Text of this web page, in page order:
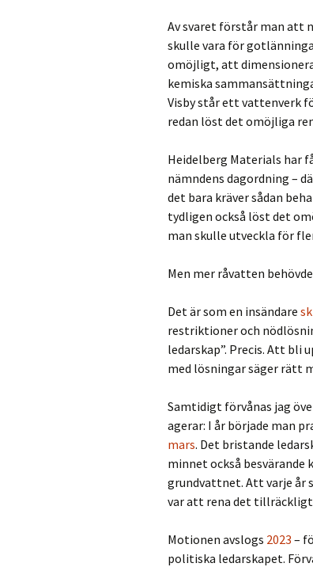
Av svaret förstår man att
skulle vara för
omöjligt, att
kemiska
Visby står ett vattenverk
redan löst det omöjliga
Heidelberg Materials har
nämndens dagordning –
det bara kräver sådan
tydligen också löst det
man skulle utveckla för
Men mer råvatten
Det är som en insändare
restriktioner och
ledarskap”. Precis. Att bli
med lösningar säger rätt
Samtidigt förvånas jag
agerar: I år började man
mars. Det bristande
minnet också
grundvattnet. Att varje år
var att rena det
Motionen avslogs 2023 –
politiska ledarskapet.